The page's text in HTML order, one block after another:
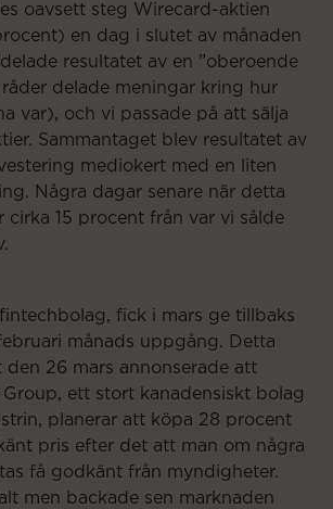
oavsett steg Wirecard-aktien
en dag i slutet av månaden
resultatet av en ”oberoende
delade meningar kring hur
var), och vi passade på att sälja
Sammantaget blev resultatet av
mediokert med en liten
Några dagar senare när detta
cirka 15 procent från var vi sålde
fick i mars ge tillbaks
månads uppgång. Detta
26 mars annonserade att
ett stort kanadensiskt bolag
planerar att köpa 28 procent
pris efter det att man om några
få godkänt från myndigheter.
men backade sen marknaden